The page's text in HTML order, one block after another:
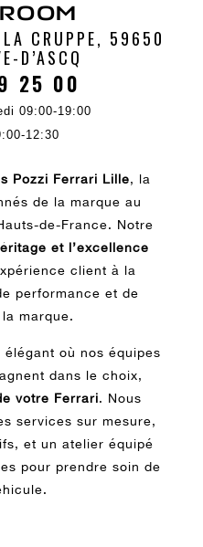
CRUPPE, 59650
D’ASCQ
25 00
09:00-19:00
12:30
Pozzi Ferrari Lille, la
de la marque au
de-France. Notre
et l’excellence
client à la
performance et de
marque.
où nos équipes
dans le choix,
votre Ferrari. Nous
services sur mesure,
et un atelier équipé
pour prendre soin de